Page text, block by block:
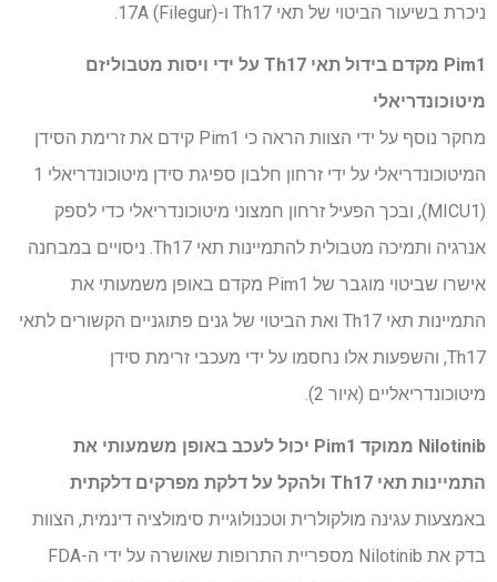
ניכרת בשיעור הביטוי של תאי Th17 ו-17A (Filegur).
Pim1 מקדם בידול תאי Th17 על ידי ויסות מטבוליזם
מיטוכונדריאלי
מחקר נוסף על ידי הצוות הראה כי Pim1 קידם את זרימת הסידן
המיטוכונדריאלי על ידי זרחון חלבון ספיגת סידן מיטוכונדריאלי 1
(MICU1), ובכך הפעיל זרחון חמצוני מיטוכונדריאלי כדי לספק
אנרגיה ותמיכה מטבולית להתמיינות תאי Th17. ניסויים במבחנה
אישרו שביטוי מוגבר של Pim1 מקדם באופן משמעותי את
התמיינות תאי Th17 ואת הביטוי של גנים פתוגניים הקשורים לתאי
Th17, והשפעות אלו נחסמו על ידי מעכבי זרימת סידן
מיטוכונדריאליים (איור 2).
Nilotinib ממוקד Pim1 יכול לעכב באופן משמעותי את
התמיינות תאי Th17 ולהקל על דלקת מפרקים דלקתית
באמצעות עגינה מולקולרית וטכנולוגיית סימולציה דינמית, הצוות
בדק את Nilotinib מספריית התרופות שאושרה על ידי ה-FDA